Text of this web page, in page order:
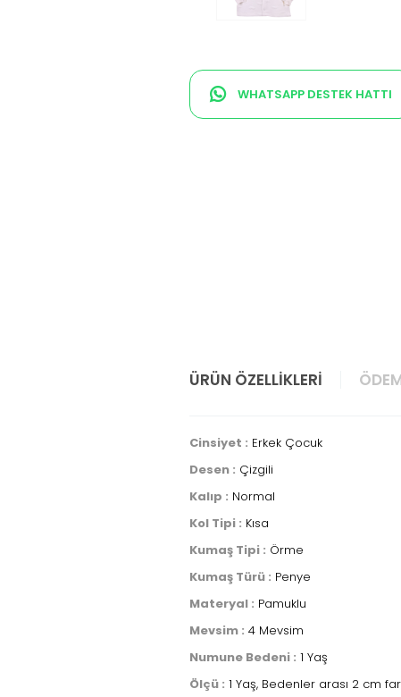
WHATSAPP DESTEK HATTI
ÜRÜN ÖZELLIKLERI
Cinsiyet : Erkek Çocuk
Desen : Çizgili
Kalıp : Normal
Kol Tipi : Kısa
Kumaş Tipi : Örme
Kumaş Türü : Penye
Materyal : Pamuklu
Mevsim : 4 Mevsim
Numune Bedeni : 1 Yaş
Ölçü : 1 Yaş, Bedenler arası 2 cm